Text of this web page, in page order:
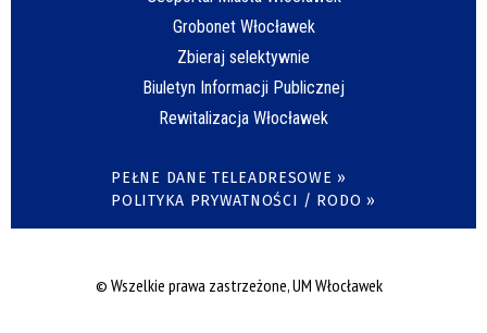
Grobonet Włocławek
Zbieraj selektywnie
Biuletyn Informacji Publicznej
Rewitalizacja Włocławek
PEŁNE DANE TELEADRESOWE »
POLITYKA PRYWATNOŚCI / RODO »
© Wszelkie prawa zastrzeżone, UM Włocławek